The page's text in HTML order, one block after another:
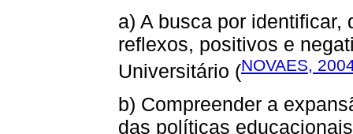
a) A busca por identificar,
reflexos, positivos e
Universitário (NOVAES,
b) Compreender a
das políticas